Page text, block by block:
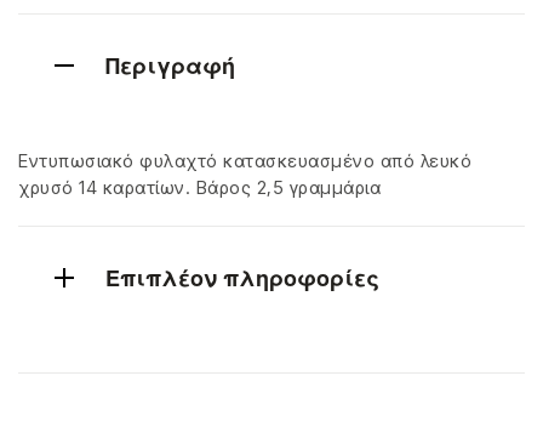
Περιγραφή
Εντυπωσιακό φυλαχτό κατασκευασμένο από λευκό
χρυσό 14 καρατίων. Βάρος 2,5 γραμμάρια
Επιπλέον πληροφορίες